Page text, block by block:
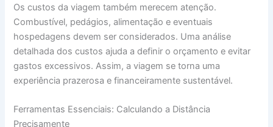
Os custos da viagem também merecem atenção.
Combustível, pedágios, alimentação e eventuais
hospedagens devem ser considerados. Uma análise
detalhada dos custos ajuda a definir o orçamento e evitar
gastos excessivos. Assim, a viagem se torna uma
experiência prazerosa e financeiramente sustentável.
Ferramentas Essenciais: Calculando a Distância
Precisamente